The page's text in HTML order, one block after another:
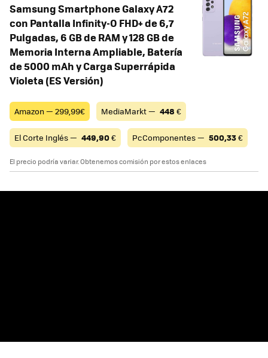
Samsung Smartphone Galaxy A72
con Pantalla Infinity-O FHD+ de 6,7
Pulgadas, 6 GB de RAM y 128 GB de
Memoria Interna Ampliable, Batería
de 5000 mAh y Carga Superrápida
Violeta (ES Versión)
Amazon — 299,99€ MediaMarkt — 448 €
El Corte Inglés — 449,90€ PcComponentes — 500,33€
El precio podría variar. Obtenemos comisión por estos enlaces